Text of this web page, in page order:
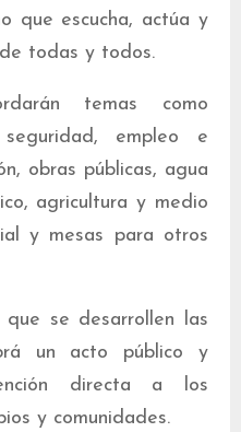
que escucha, actúa y
todas y todos.
temas como
seguridad, empleo e
obras públicas, agua
agricultura y medio
y mesas para otros
se desarrollen las
un acto público y
directa a los
y comunidades.